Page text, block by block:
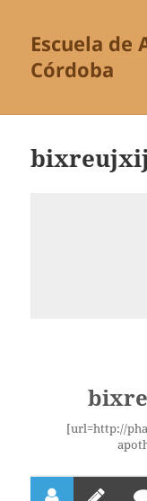
Escuela de
Córdoba
[url=http://